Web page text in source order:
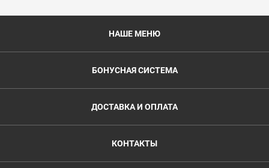
НАШЕ МЕНЮ
БОНУСНАЯ СИСТЕМА
ДОСТАВКА И ОПЛАТА
КОНТАКТЫ